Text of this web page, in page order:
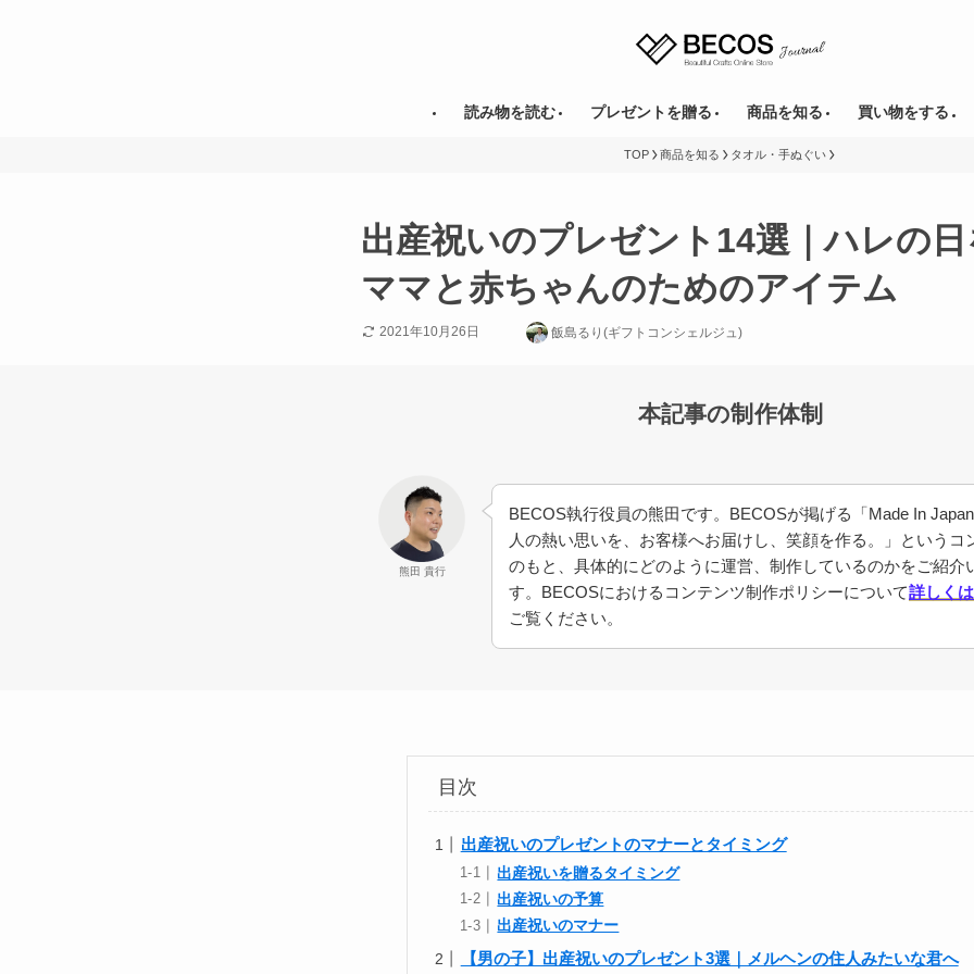
読み物を読む プレゼントを贈る 商品を知る 買い物をする
TOP 商品を知る タオル・手ぬぐい
出産祝いのプレゼント14選｜ハレの
ママと赤ちゃんのためのアイテム
2021年10月26日 飯島るり(ギフトコンシェルジュ)
本記事の制作体制
熊田 貴行
BECOS執行役員の熊田です。BECOSが掲げる「Made In
人の熱い思いを、お客様へお届けし、笑顔を作る。」というコ
のもと、具体的にどのように運営、制作しているのかをご紹介
す。BECOSにおけるコンテンツ制作ポリシーについて詳しく
ご覧ください。
目次
出産祝いのプレゼントのマナーとタイミング
出産祝いを贈るタイミング
出産祝いの予算
出産祝いのマナー
【男の子】出産祝いのプレゼント3選｜メルヘンの住人みたいな君へ